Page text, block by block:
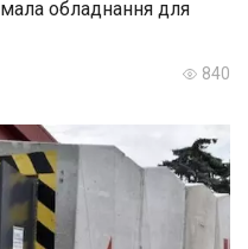
обладнання для
840